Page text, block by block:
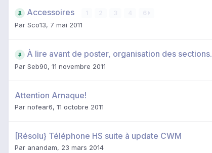
Accessoires
Par Sco13, 7 mai 2011
À lire avant de poster, organisation des sections.
Par Seb90, 11 novembre 2011
Attention Arnaque!
Par nofear6, 11 octobre 2011
[Résolu} Téléphone HS suite à update CWM
Par anandam, 23 mars 2014